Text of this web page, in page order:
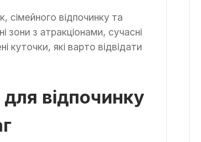
сімейного відпочинку та
зони з атракціонами, сучасні
куточки, які варто відвідати
відпочинку